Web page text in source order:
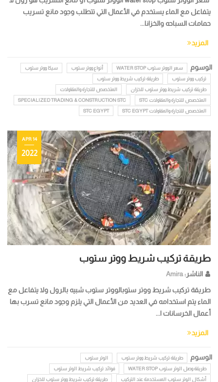
يتفاعل مع الماء يستخدم في الأعمال التي تتطلب وجود مانع تسريب
حمامات السباحه والخزانا...
المزيد
الوسوم سعر الووتر ستوب WATER STOP أنواع ووتر ستوب
سيكا ووتر ستوب
تركيب ووتر ستوب
طريقة تركيب شريط ووتر ستوب
طريقة تركيب شريط ووتر ستوب للخزان
المتخصص للتجارة والمقاولات
المتخصص للتجارة والمقاولات STC
SPECIALIZED TRADING & CONSTRUCTION STC
المتخصص للتجارة والمقاولات STC EGYPT
STC EGYPT
طريقة تركيب شريط ووتر ستوب
14 APR
2022
الناشر:Amira
طريقة تركيب شريط ووتر ستوبالووتر ستوب شبيه بالرول ولا يتفاعل مع
الماء يتم استخدامه في العديد من الأعمال التي يلزم وجود مانع تسرب بها
أعمال الخرسانات ا...
المزيد
الوسوم طريقة تركيب شريط ووتر ستوب
الوتر ستوب
طريقة وصل الوتر ستوب WATER STOP
فوائد تركيب شريط الوتر ستوب
أشكال الوتر ستوب المستخدمة عند التركيب
طريقة تركيب شريط ووتر ستوب للخزان